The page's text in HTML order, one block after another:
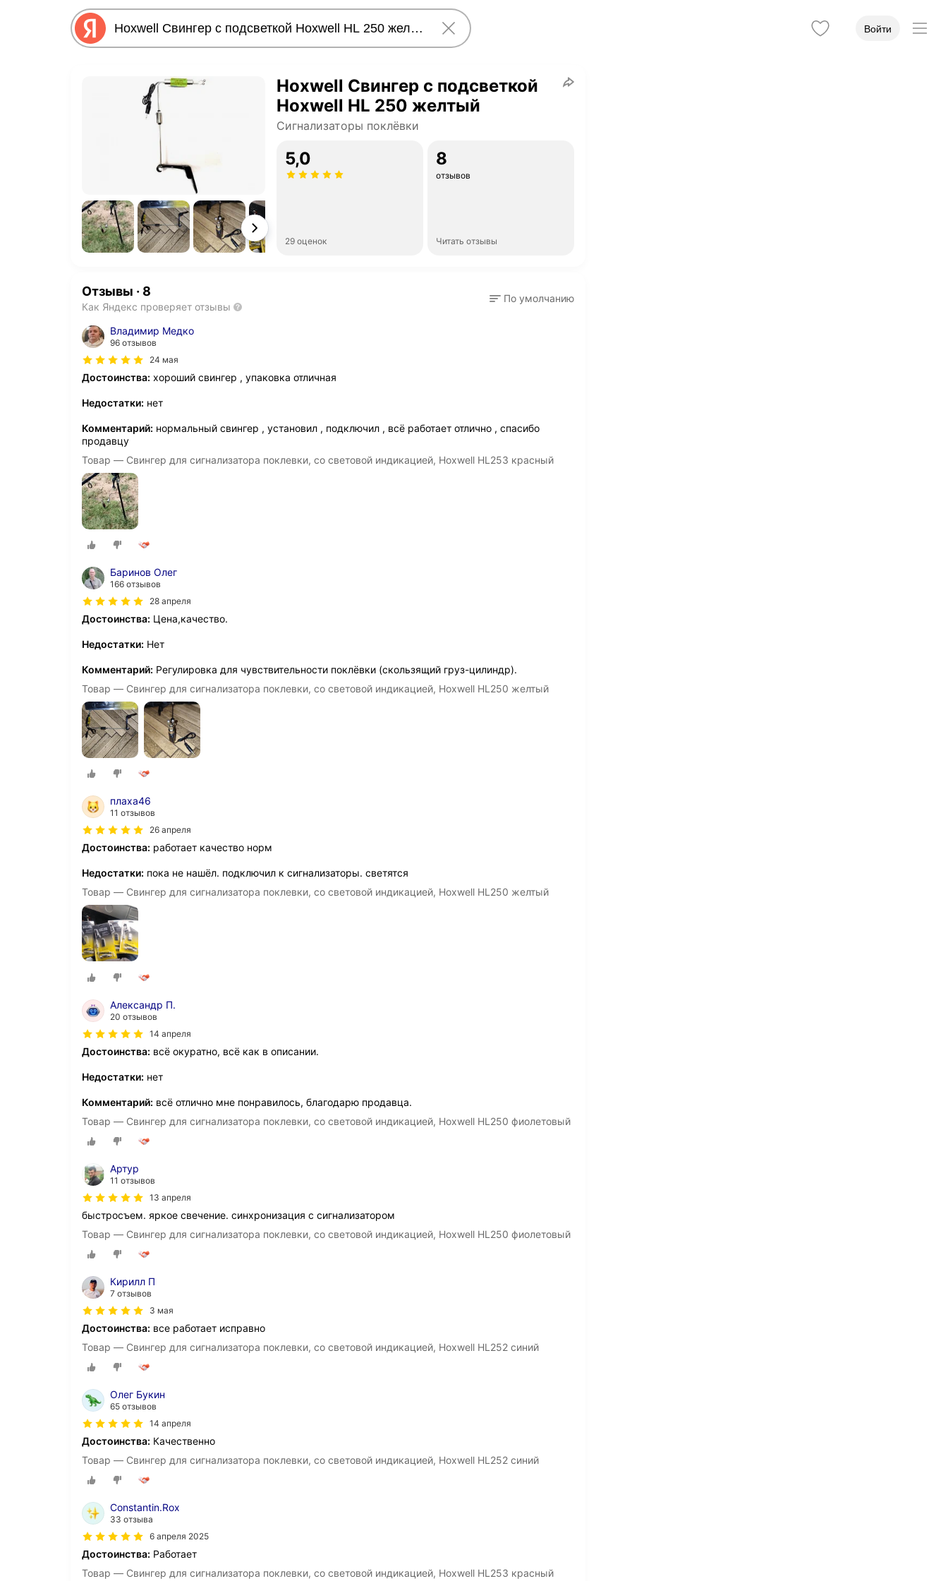
Войти
Hoxwell Свингер с подсветкой
Hoxwell HL 250 желтый
Сигнализаторы поклёвки
5,0
29 оценок
8
отзывов
Читать отзывы
Отзывы · 8
Как Яндекс проверяет отзывы
По умолчанию
Владимир Медко
96 отзывов
24 мая
Достоинства: хороший свингер , упаковка отличная
Недостатки: нет
Комментарий: нормальный свингер , установил , подключил , всё работает отлично , спасибо
продавцу
Товар — Cвингер для сигнализатора поклевки, со световой индикацией, Hoxwell HL253 красный
Баринов Олег
166 отзывов
28 апреля
Достоинства: Цена,качество.
Недостатки: Нет
Комментарий: Регулировка для чувствительности поклёвки (скользящий груз-цилиндр).
Товар — Cвингер для сигнализатора поклевки, со световой индикацией, Hoxwell HL250 желтый
плаха46
11 отзывов
26 апреля
Достоинства: работает качество норм
Недостатки: пока не нашёл. подключил к сигнализаторы. светятся
Товар — Cвингер для сигнализатора поклевки, со световой индикацией, Hoxwell HL250 желтый
Александр П.
20 отзывов
14 апреля
Достоинства: всё окуратно, всё как в описании.
Недостатки: нет
Комментарий: всё отлично мне понравилось, благодарю продавца.
Товар — Cвингер для сигнализатора поклевки, со световой индикацией, Hoxwell HL250 фиолетовый
Артур
11 отзывов
13 апреля
быстросъем. яркое свечение. синхронизация с сигнализатором
Товар — Cвингер для сигнализатора поклевки, со световой индикацией, Hoxwell HL250 фиолетовый
Кирилл П
7 отзывов
3 мая
Достоинства: все работает исправно
Товар — Cвингер для сигнализатора поклевки, со световой индикацией, Hoxwell HL252 синий
Олег Букин
65 отзывов
14 апреля
Достоинства: Качественно
Товар — Cвингер для сигнализатора поклевки, со световой индикацией, Hoxwell HL252 синий
Constantin.Rox
33 отзыва
6 апреля 2025
Достоинства: Работает
Товар — Cвингер для сигнализатора поклевки, со световой индикацией, Hoxwell HL253 красный